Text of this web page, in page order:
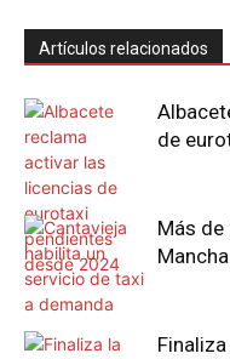
Artículos relacionados
de
Más